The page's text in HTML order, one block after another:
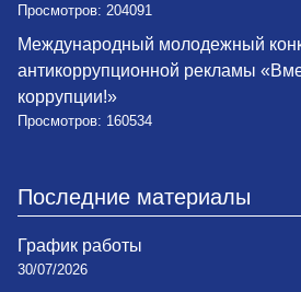
Просмотров: 204091
Международный молодежный
антикоррупционной рекламы
коррупции!»
Просмотров: 160534
Последние материалы
График работы
30/07/2026